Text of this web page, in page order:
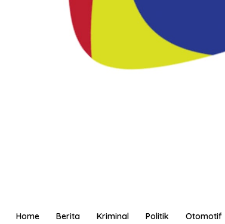
Home Berita Kriminal Politik Otomotif